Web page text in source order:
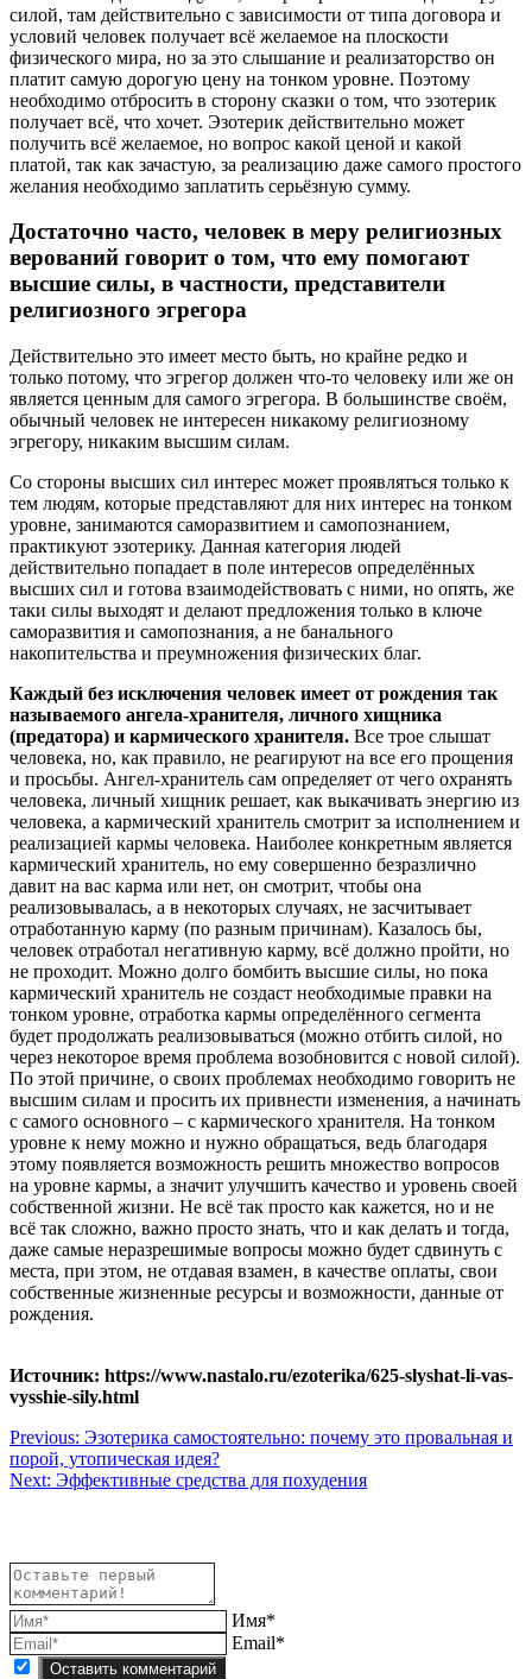
силой, там действительно с зависимости от типа договора и
условий человек получает всё желаемое на плоскости
физического мира, но за это слышание и реализаторство он
платит самую дорогую цену на тонком уровне. Поэтому
необходимо отбросить в сторону сказки о том, что эзотерик
получает всё, что хочет. Эзотерик действительно может
получить всё желаемое, но вопрос какой ценой и какой
платой, так как зачастую, за реализацию даже самого простого
желания необходимо заплатить серьёзную сумму.
Достаточно часто, человек в меру религиозных
верований говорит о том, что ему помогают
высшие силы, в частности, представители
религиозного эгрегора
Действительно это имеет место быть, но крайне редко и
только потому, что эгрегор должен что-то человеку или же он
является ценным для самого эгрегора. В большинстве своём,
обычный человек не интересен никакому религиозному
эгрегору, никаким высшим силам.
Со стороны высших сил интерес может проявляться только к
тем людям, которые представляют для них интерес на тонком
уровне, занимаются саморазвитием и самопознанием,
практикуют эзотерику. Данная категория людей
действительно попадает в поле интересов определённых
высших сил и готова взаимодействовать с ними, но опять, же
таки силы выходят и делают предложения только в ключе
саморазвития и самопознания, а не банального
накопительства и преумножения физических благ.
Каждый без исключения человек имеет от рождения так
называемого ангела-хранителя, личного хищника
(предатора) и кармического хранителя. Все трое слышат
человека, но, как правило, не реагируют на все его прощения
и просьбы. Ангел-хранитель сам определяет от чего охранять
человека, личный хищник решает, как выкачивать энергию из
человека, а кармический хранитель смотрит за исполнением и
реализацией кармы человека. Наиболее конкретным является
кармический хранитель, но ему совершенно безразлично
давит на вас карма или нет, он смотрит, чтобы она
реализовывалась, а в некоторых случаях, не засчитывает
отработанную карму (по разным причинам). Казалось бы,
человек отработал негативную карму, всё должно пройти, но
не проходит. Можно долго бомбить высшие силы, но пока
кармический хранитель не создаст необходимые правки на
тонком уровне, отработка кармы определённого сегмента
будет продолжать реализовываться (можно отбить силой, но
через некоторое время проблема возобновится с новой силой).
По этой причине, о своих проблемах необходимо говорить не
высшим силам и просить их привнести изменения, а начинать
с самого основного – с кармического хранителя. На тонком
уровне к нему можно и нужно обращаться, ведь благодаря
этому появляется возможность решить множество вопросов
на уровне кармы, а значит улучшить качество и уровень своей
собственной жизни. Не всё так просто как кажется, но и не
всё так сложно, важно просто знать, что и как делать и тогда,
даже самые неразрешимые вопросы можно будет сдвинуть с
места, при этом, не отдавая взамен, в качестве оплаты, свои
собственные жизненные ресурсы и возможности, данные от
рождения.
Источник: https://www.nastalo.ru/ezoterika/625-slyshat-li-vas-
vysshie-sily.html
Навигация
по
Previous: Эзотерика самостоятельно: почему это провальная и
порой, утопическая идея?
Next: Эффективные средства для похудения
Имя*
Email*